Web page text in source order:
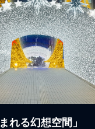
れる幻想空間」